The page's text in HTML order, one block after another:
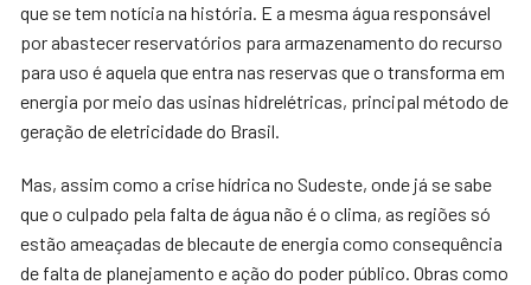
que se tem notícia na história. E a mesma água responsável
por abastecer reservatórios para armazenamento do recurso
para uso é aquela que entra nas reservas que o transforma em
energia por meio das usinas hidrelétricas, principal método de
geração de eletricidade do Brasil.
Mas, assim como a crise hídrica no Sudeste, onde já se sabe
que o culpado pela falta de água não é o clima, as regiões só
estão ameaçadas de blecaute de energia como consequência
de falta de planejamento e ação do poder público. Obras como